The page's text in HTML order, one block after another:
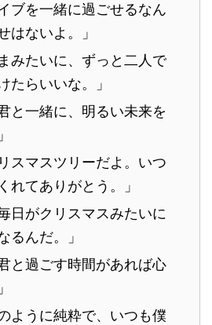
ブを一緒に過ごせるなん
はないよ。」
みたいに、ずっと二人で
たらいいな。」
と一緒に、明るい未来を
スマスツリーだよ。いつ
れてありがとう。」
日がクリスマスみたいに
るんだ。」
と過ごす時間があれば心
ように純粋で、いつも僕